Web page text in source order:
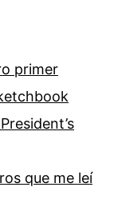
primer
que me leí